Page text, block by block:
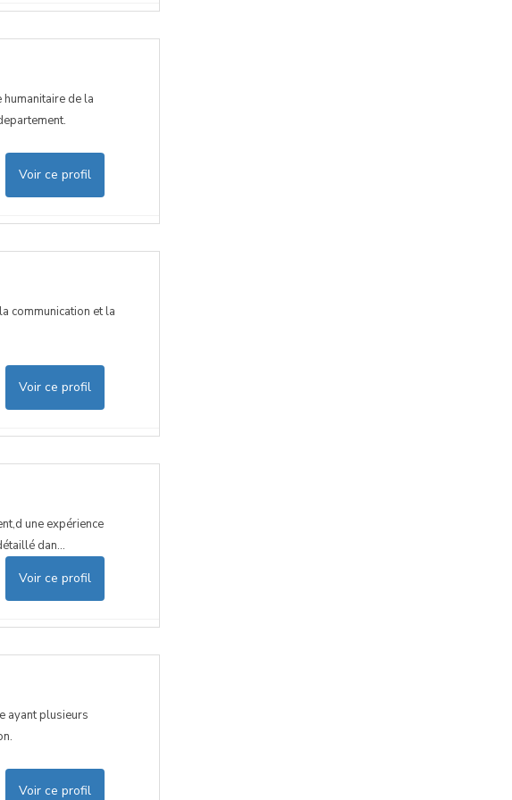
de la
Voir ce profil
communication et la
Voir ce profil
une expérience
dan...
Voir ce profil
ayant plusieurs
Voir ce profil